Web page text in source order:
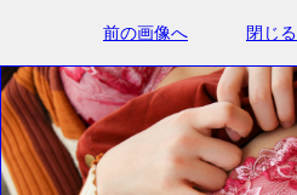
前の画像へ 閉じる